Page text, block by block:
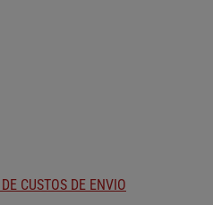
CUSTOS DE ENVIO